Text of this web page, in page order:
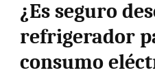
¿Es seguro
refrigerador
consumo